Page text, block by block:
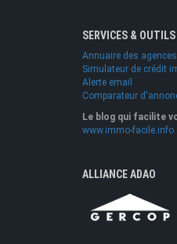
SERVICES &
Annuaire des
Simulateur de crédit
Alerte email
Comparateur
Le blog qui facilite
www.immo-facile.info
ALLIANCE ADAO